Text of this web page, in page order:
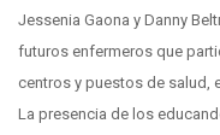
Jessenia Gaona y Danny
futuros enfermeros que
centros y puestos de salud,
La presencia de los